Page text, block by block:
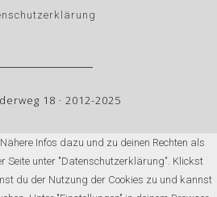
18 · 2012-2025
Infos dazu und zu deinen Rechten als
Seite unter "Datenschutzerklärung". Klickst
du der Nutzung der Cookies zu und kannst